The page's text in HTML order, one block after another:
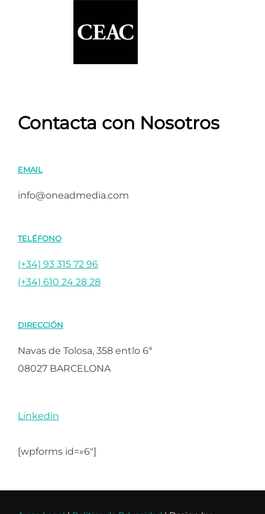
Contacta con Nosotros
EMAIL
info@oneadmedia.com
TELÉFONO
(+34) 93 315 72 96
(+34) 610 24 28 28
DIRECCIÓN
Navas de Tolosa, 358 entlo 6ª
08027 BARCELONA
Linkedin
[wpforms id=»6″]